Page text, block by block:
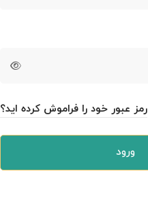
رمز عبور خود را فراموش کرده اید؟
ورود